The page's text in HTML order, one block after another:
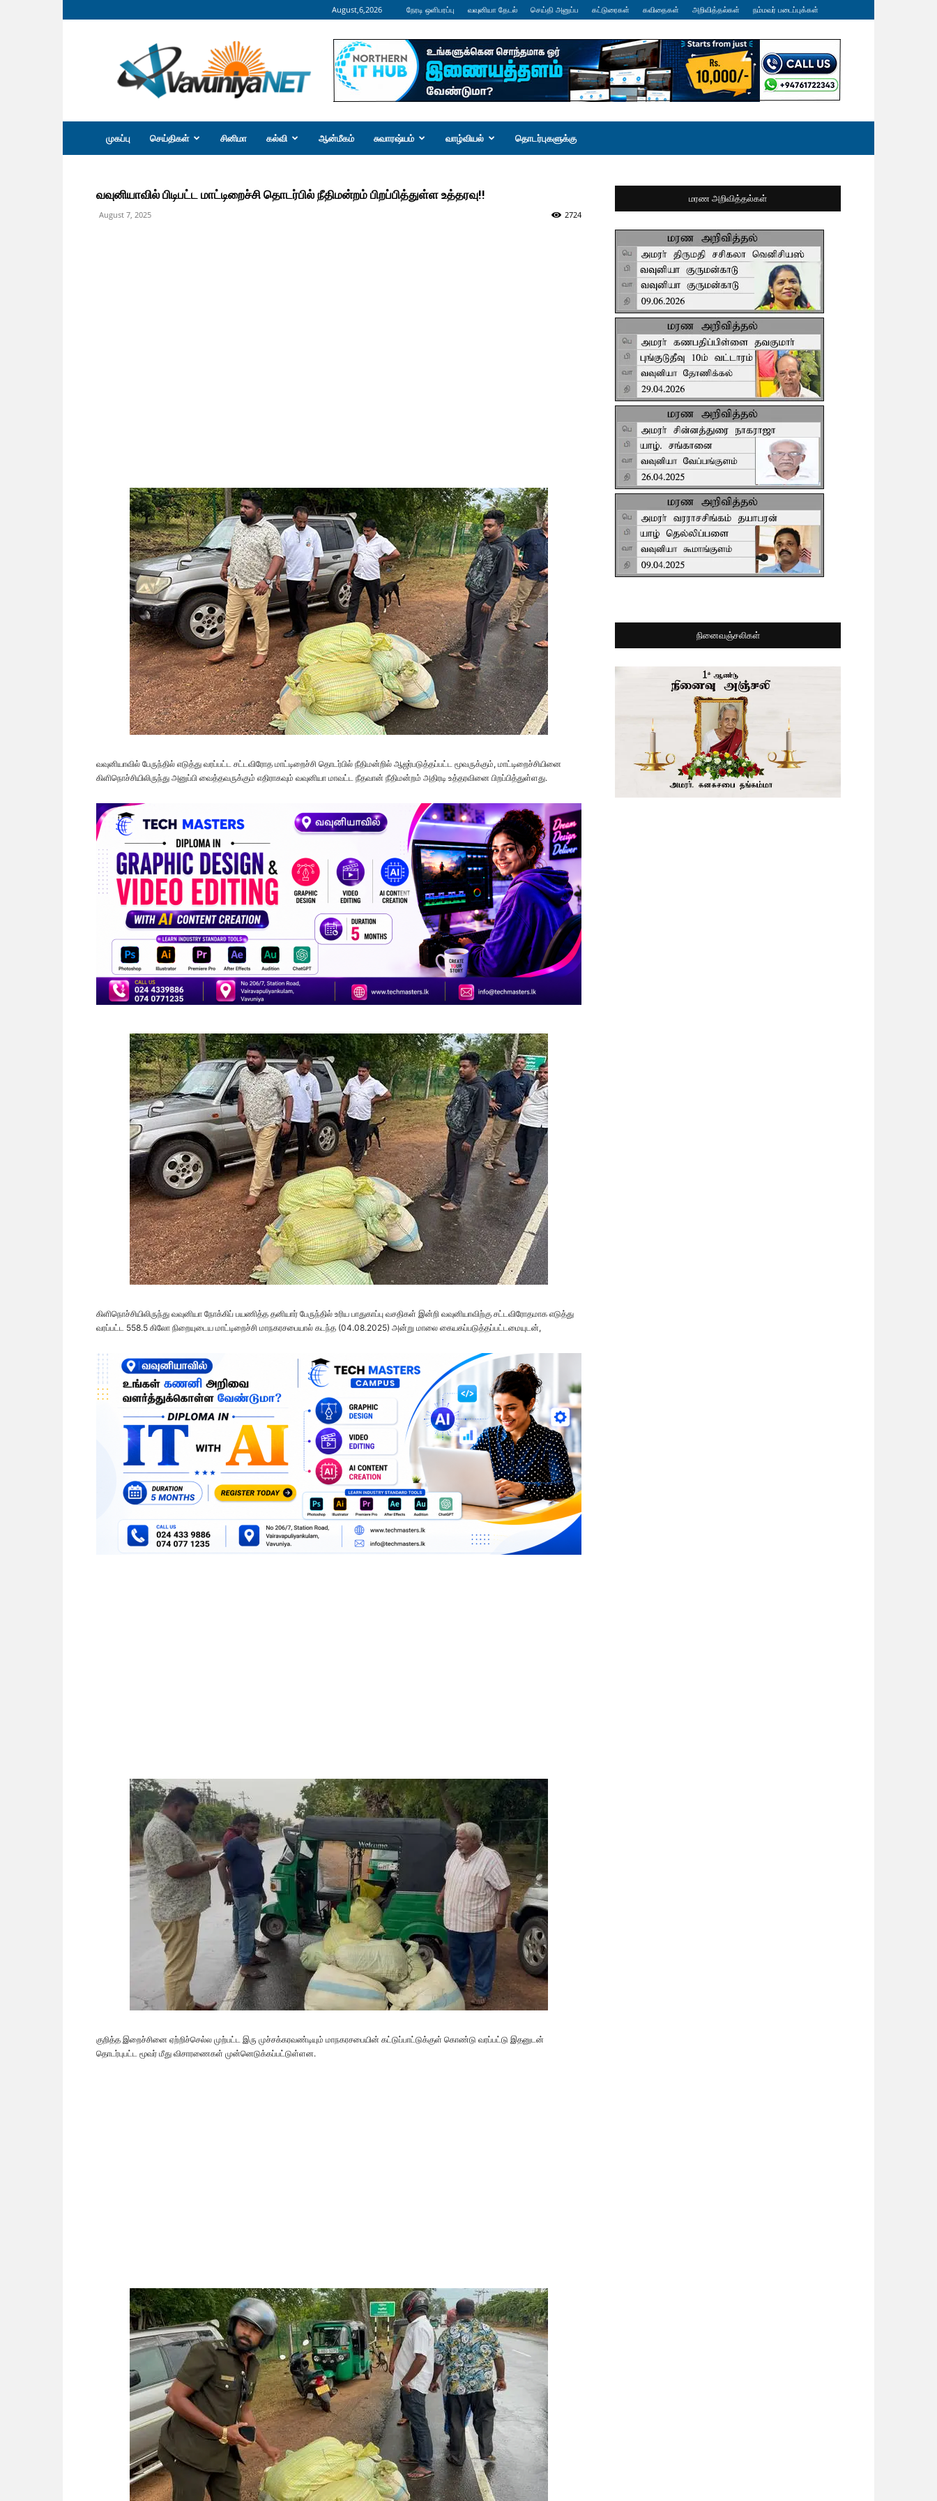
August,6,2026 நேரடி ஒளிபரப்பு வவுனியா தேடல் செய்தி அனுப்ப கட்டுரைகள் கவிதைகள் அறிவித்தல்கள் நம்மவர் படைப்புக்கள்
வவுனியா
நெற்
முகப்பு செய்திகள் சினிமா கல்வி ஆன்மீகம் சுவாரஷ்யம் வாழ்வியல் தொடர்புகளுக்கு
வவுனியாவில் பிடிபட்ட மாட்டிறைச்சி தொடர்பில் நீதிமன்றம் பிறப்பித்துள்ள உத்தரவு!!
August 7, 2025 2724
வவுனியாவில் பேருந்தில் எடுத்து வரப்பட்ட சட்டவிரோத மாட்டிறைச்சி தொடர்பில் நீதிமன்றில் ஆஜர்படுத்தப்பட்ட மூவருக்கும், மாட்டிறைச்சியினை
கிளிநொச்சியிலிருந்து அனுப்பி வைத்தவருக்கும் எதிராகவும் வவுனியா மாவட்ட நீதவான் நீதிமன்றம் அதிரடி உத்தரவினை பிறப்பித்துள்ளது.
கிளிநொச்சியிலிருந்து வவுனியா நோக்கிப் பயணித்த தனியார் பேருந்தில் உரிய பாதுகாப்பு வசதிகள் இன்றி வவுனியாவிற்கு சட்டவிரோதமாக எடுத்து
வரப்பட்ட 558.5 கிலோ நிறையுடைய மாட்டிறைச்சி மாநகரசபையால் கடந்த (04.08.2025) அன்று மாலை கையகப்படுத்தப்பட்டமையுடன்,
குறித்த இறைச்சினை ஏற்றிச்செல்ல முற்பட்ட இரு முச்சக்கரவண்டியும் மாநகரசபையின் கட்டுப்பாட்டுக்குள் கொண்டு வரப்பட்டு இதனுடன்
தொடர்புபட்ட மூவர் மீது விசாரணைகள் முன்னெடுக்கப்பட்டுள்ளன.
மரண அறிவித்தல்கள்
நினைவஞ்சலிகள்